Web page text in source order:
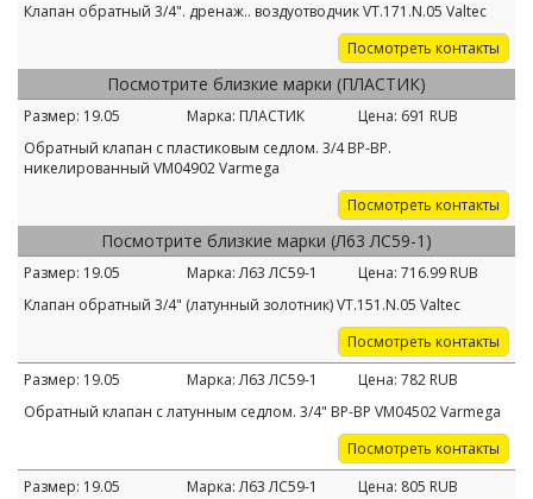
Клапан обратный 3/4". дренаж.. воздуотводчик VT.171.N.05 Valtec
Посмотреть контакты
Посмотрите близкие марки (ПЛАСТИК)
Размер: 19.05 Марка: ПЛАСТИК Цена: 691 RUB
Обратный клапан с пластиковым седлом. 3/4 ВР-ВР.
никелированный VM04902 Varmega
Посмотреть контакты
Посмотрите близкие марки (Л63 ЛС59-1)
Размер: 19.05 Марка: Л63 ЛС59-1 Цена: 716.99 RUB
Клапан обратный 3/4" (латунный золотник) VT.151.N.05 Valtec
Посмотреть контакты
Размер: 19.05 Марка: Л63 ЛС59-1 Цена: 782 RUB
Обратный клапан с латунным седлом. 3/4" ВР-ВР VM04502 Varmega
Посмотреть контакты
Размер: 19.05 Марка: Л63 ЛС59-1 Цена: 805 RUB